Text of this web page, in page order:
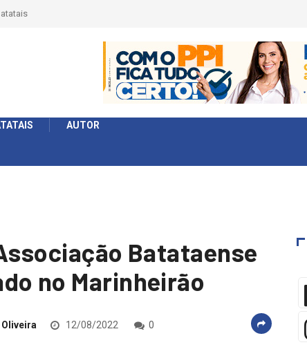
AUTOR
Batataense
no Marinheirão
12/08/2022 0